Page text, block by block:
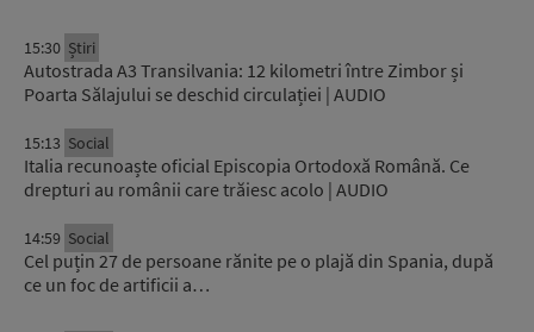
15:30 Știri
Autostrada A3 Transilvania: 12 kilometri între Zimbor și
Poarta Sălajului se deschid circulației | AUDIO
15:13 Social
Italia recunoaște oficial Episcopia Ortodoxă Română. Ce
drepturi au românii care trăiesc acolo | AUDIO
14:59 Social
Cel puțin 27 de persoane rănite pe o plajă din Spania, după
ce un foc de artificii a…